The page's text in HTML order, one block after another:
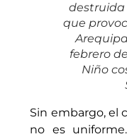
destruida
que
febrero
Niño
Sin embargo, el
no es uniforme.